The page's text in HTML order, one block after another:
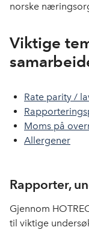
norske
Viktige
Rate parity /
Moms på
Allergener
Rapporter,
Gjennom
til viktige